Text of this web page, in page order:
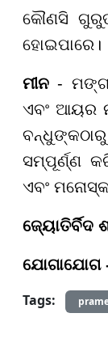
କୌଣସି
ହୋଇପାରେ।
ମୀନ -
ଏବଂ ଆୟର
ସମ୍ପୂର୍ଣ୍ଣ
ଏବଂ
ଜ୍ୟୋତିର୍ବିଦ
ଯୋଗାଯୋଗ -
Tags: